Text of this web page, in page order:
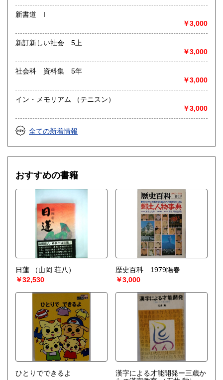
新書道 I
￥3,000
新訂新しい社会 5上
￥3,000
社会科 資料集 5年
￥3,000
イン・メモリアム （テニスン）
￥3,000
全ての新着情報
おすすめの書籍
日蓮
（山岡 荘八）
￥32,530
歴史百科 1979陽春
￥3,000
ひとりでできるよ
漢字による才能開発ー三歳か